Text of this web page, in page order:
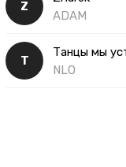
Z
ADAM
Т
NLO